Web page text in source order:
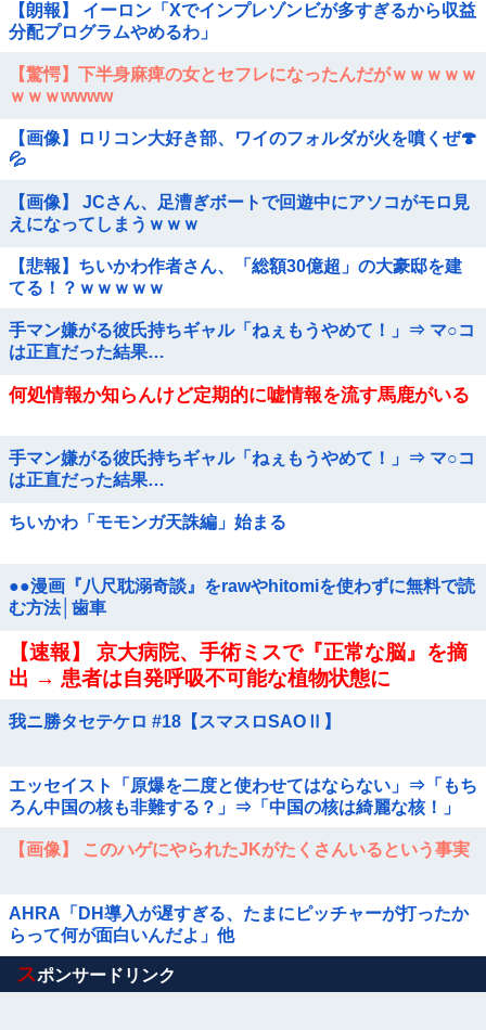
【朗報】 イーロン「Xでインプレゾンビが多すぎるから収益
分配プログラムやめるわ」
【驚愕】下半身麻痺の女とセフレになったんだがｗｗｗｗｗ
ｗｗｗwwww
【画像】ロリコン大好き部、ワイのフォルダが火を噴くぜ🍄
💦
【画像】 JCさん、足漕ぎボートで回遊中にアソコがモロ見
えになってしまうｗｗｗ
【悲報】ちいかわ作者さん、「総額30億超」の大豪邸を建
てる！？ｗｗｗｗｗ
手マン嫌がる彼氏持ちギャル「ねぇもうやめて！」⇒ マ○コ
は正直だった結果…
何処情報か知らんけど定期的に嘘情報を流す馬鹿がいる
手マン嫌がる彼氏持ちギャル「ねぇもうやめて！」⇒ マ○コ
は正直だった結果…
ちいかわ「モモンガ天誅編」始まる
●●漫画『八尺耽溺奇談』をrawやhitomiを使わずに無料で読
む方法│歯車
【速報】 京大病院、手術ミスで『正常な脳』を摘
出 → 患者は自発呼吸不可能な植物状態に
我ニ勝タセテケロ #18【スマスロSAOⅡ】
エッセイスト「原爆を二度と使わせてはならない」⇒「もち
ろん中国の核も非難する？」⇒「中国の核は綺麗な核！」
【画像】 このハゲにやられたJKがたくさんいるという事実
AHRA「DH導入が遅すぎる、たまにピッチャーが打ったか
らって何が面白いんだよ」他
Powered by livedoor 相互RSS
スポンサードリンク